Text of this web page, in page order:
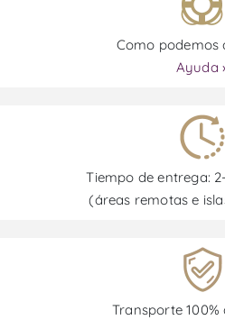
Como podemos
Ayuda
Tiempo de entrega:
(áreas remotas e
Transporte